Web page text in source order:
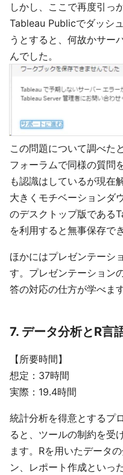
しかし、ここで再度引っ
Tableau Publicでダッシ
うとすると、何故かサー
んでした。
この問題について調べた
フォーラムで同様の質問
も認識はしているが現在
大きくモチベーションダ
のデスクトップ版であ
を利用すると無事保存で
ほかにはプレゼンテーシ
す。プレゼンテーション
答の対応の仕方が学べます
7. データ分析とR言
【所要時間】
想定：37時間
実際：19.4時間
統計分析を得意とするプ
ると、ツールの制約を受
ます。Rを用いたデータ
ン、レポート作成といっ